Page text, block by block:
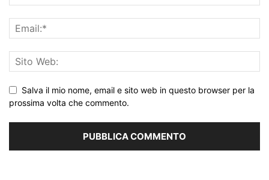
Salva il mio nome, email e sito web in questo browser per la
prossima volta che commento.